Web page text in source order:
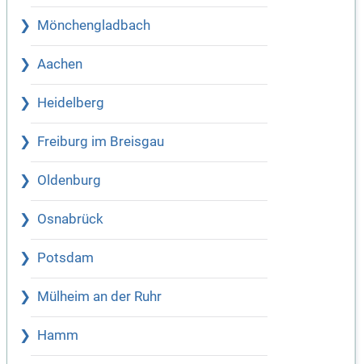
Mönchengladbach
Aachen
Heidelberg
Freiburg im Breisgau
Oldenburg
Osnabrück
Potsdam
Mülheim an der Ruhr
Hamm